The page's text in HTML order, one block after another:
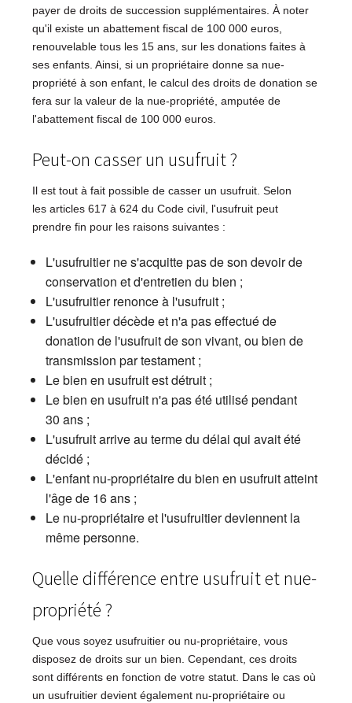
payer de droits de succession supplémentaires. À noter
qu'il existe un abattement fiscal de 100 000 euros,
renouvelable tous les 15 ans, sur les donations faites à
ses enfants. Ainsi, si un propriétaire donne sa nue-
propriété à son enfant, le calcul des droits de donation se
fera sur la valeur de la nue-propriété, amputée de
l'abattement fiscal de 100 000 euros.
Peut-on casser un usufruit ?
Il est tout à fait possible de casser un usufruit. Selon
les articles 617 à 624 du Code civil, l'usufruit peut
prendre fin pour les raisons suivantes :
L'usufruitier ne s'acquitte pas de son devoir de
conservation et d'entretien du bien ;
L'usufruitier renonce à l'usufruit ;
L'usufruitier décède et n'a pas effectué de
donation de l'usufruit de son vivant, ou bien de
transmission par testament ;
Le bien en usufruit est détruit ;
Le bien en usufruit n'a pas été utilisé pendant
30 ans ;
L'usufruit arrive au terme du délai qui avait été
décidé ;
L'enfant nu-propriétaire du bien en usufruit atteint
l'âge de 16 ans ;
Le nu-propriétaire et l'usufruitier deviennent la
même personne.
Quelle différence entre usufruit et nue-
propriété ?
Que vous soyez usufruitier ou nu-propriétaire, vous
disposez de droits sur un bien. Cependant, ces droits
sont différents en fonction de votre statut. Dans le cas où
un usufruitier devient également nu-propriétaire ou